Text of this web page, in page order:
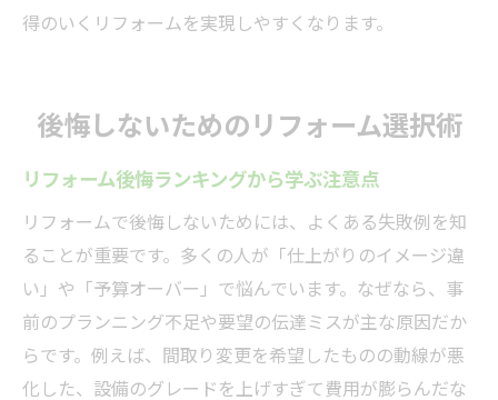
得のいくリフォームを実現しやすくなります。
後悔しないためのリフォーム選択術
リフォーム後悔ランキングから学ぶ注意点
リフォームで後悔しないためには、よくある失敗例を知
ることが重要です。多くの人が「仕上がりのイメージ違
い」や「予算オーバー」で悩んでいます。なぜなら、事
前のプランニング不足や要望の伝達ミスが主な原因だか
らです。例えば、間取り変更を希望したものの動線が悪
化した、設備のグレードを上げすぎて費用が膨らんだな